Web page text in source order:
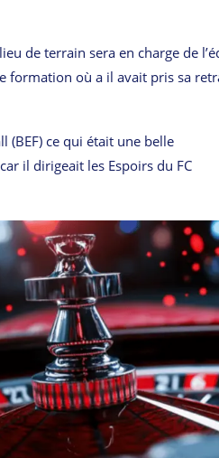
de terrain sera en charge de
formation où a il avait pris sa
(BEF) ce qui était une belle
il dirigeait les Espoirs du FC